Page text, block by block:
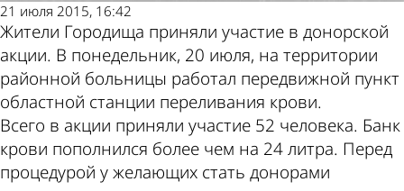
21 июля 2015, 16:42
Жители Городища приняли участие в донорской
акции. В понедельник, 20 июля, на территории
районной больницы работал передвижной пункт
областной станции переливания крови.
Всего в акции приняли участие 52 человека. Банк
крови пополнился более чем на 24 литра. Перед
процедурой у желающих стать донорами